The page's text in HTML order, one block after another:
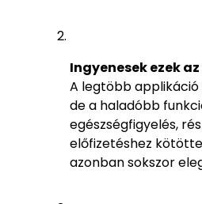
Ingyenesek ezek
A legtöbb
de a haladóbb
egészségfigyelés,
előfizetéshez
azonban sokszor